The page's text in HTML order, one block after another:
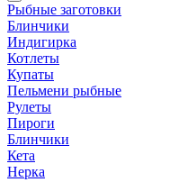
Рыбные заготовки
Блинчики
Индигирка
Котлеты
Купаты
Пельмени рыбные
Рулеты
Пироги
Блинчики
Кета
Нерка